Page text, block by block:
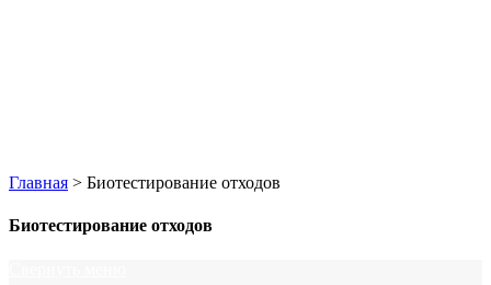
Главная > Биотестирование отходов
Биотестирование отходов